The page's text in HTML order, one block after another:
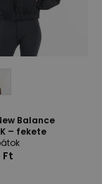
Balance
– fekete
Ft